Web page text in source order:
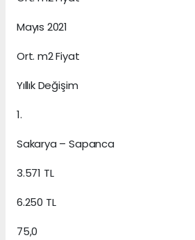
Mayıs 2021
Ort. m2 Fiyat
Yıllık Değişim
1.
Sakarya – Sapanca
3.571 TL
6.250 TL
75,0